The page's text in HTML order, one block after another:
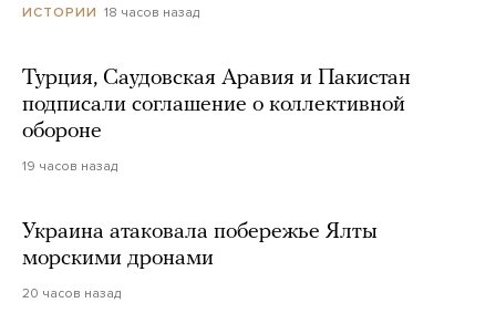
ИСТОРИИ 18 часов назад
Турция, Саудовская Аравия и Пакистан
подписали соглашение о коллективной
обороне
19 часов назад
Украина атаковала побережье Ялты
морскими дронами
20 часов назад